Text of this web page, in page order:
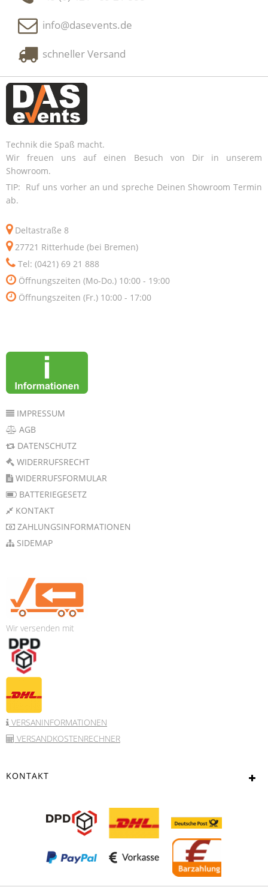
info@dasevents.de
schneller Versand
Technik die Spaß macht.
Wir freuen uns auf einen Besuch von Dir in unserem
Showroom.
TIP: Ruf uns vorher an und spreche Deinen Showroom Termin
ab.
Deltastraße 8
27721 Ritterhude (bei Bremen)
Tel: (0421) 69 21 888
Öffnungszeiten (Mo-Do.) 10:00 - 19:00
Öffnungszeiten (Fr.) 10:00 - 17:00
IMPRESSUM
AGB
DATENSCHUTZ
WIDERRUFSRECHT
WIDERRUFSFORMULAR
BATTERIEGESETZ
KONTAKT
ZAHLUNGSINFORMATIONEN
SIDEMAP
Wir versenden mit
VERSANINFORMATIONEN
VERSANDKOSTENRECHNER
KONTAKT